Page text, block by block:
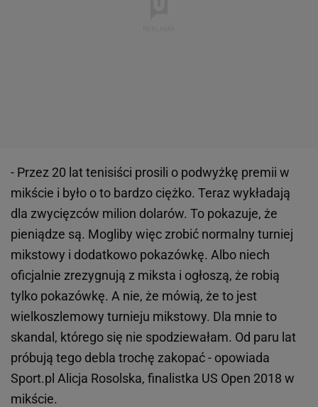
- Przez 20 lat tenisiści prosili o podwyżkę premii w
mikście i było o to bardzo ciężko. Teraz wykładają
dla zwycięzców milion dolarów. To pokazuje, że
pieniądze są. Mogliby więc zrobić normalny turniej
mikstowy i dodatkowo pokazówkę. Albo niech
oficjalnie zrezygnują z miksta i ogłoszą, że robią
tylko pokazówkę. A nie, że mówią, że to jest
wielkoszlemowy turnieju mikstowy. Dla mnie to
skandal, którego się nie spodziewałam. Od paru lat
próbują tego debla trochę zakopać - opowiada
Sport.pl Alicja Rosolska, finalistka US Open 2018 w
mikście.